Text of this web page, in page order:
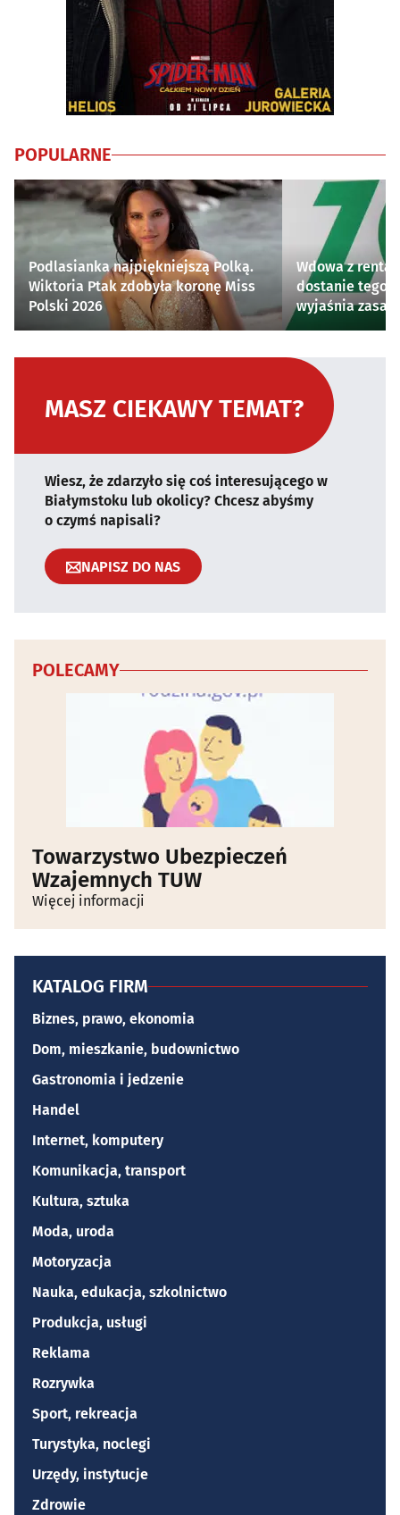
POPULARNE
Podlasianka najpiękniejszą Polką.
Wiktoria Ptak zdobyła koronę Miss
Polski 2026
Wdowa z rentą
dostanie tego
wyjaśnia
MASZ CIEKAWY TEMAT?
Wiesz, że zdarzyło się coś interesującego w
Białymstoku lub okolicy? Chcesz abyśmy
o czymś napisali?
NAPISZ DO NAS
POLECAMY
Towarzystwo Ubezpieczeń
Wzajemnych TUW
Więcej informacji
KATALOG FIRM
Biznes, prawo, ekonomia
Dom, mieszkanie, budownictwo
Gastronomia i jedzenie
Handel
Internet, komputery
Komunikacja, transport
Kultura, sztuka
Moda, uroda
Motoryzacja
Nauka, edukacja, szkolnictwo
Produkcja, usługi
Reklama
Rozrywka
Sport, rekreacja
Turystyka, noclegi
Urzędy, instytucje
Zdrowie